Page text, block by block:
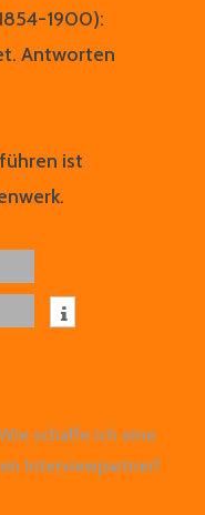
1900):
Antworten
ist
schaffe ich eine
Interviewpartner?